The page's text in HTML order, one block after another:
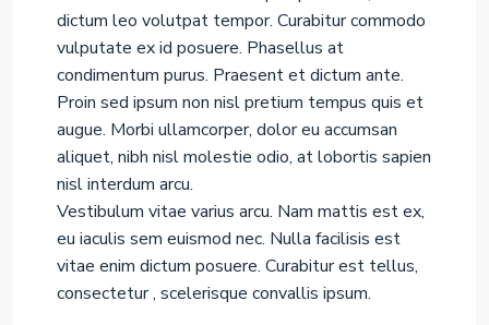
dictum leo volutpat tempor. Curabitur commodo
vulputate ex id posuere. Phasellus at
condimentum purus. Praesent et dictum ante.
Proin sed ipsum non nisl pretium tempus quis et
augue. Morbi ullamcorper, dolor eu accumsan
aliquet, nibh nisl molestie odio, at lobortis sapien
nisl interdum arcu.
Vestibulum vitae varius arcu. Nam mattis est ex,
eu iaculis sem euismod nec. Nulla facilisis est
vitae enim dictum posuere. Curabitur est tellus,
consectetur , scelerisque convallis ipsum.